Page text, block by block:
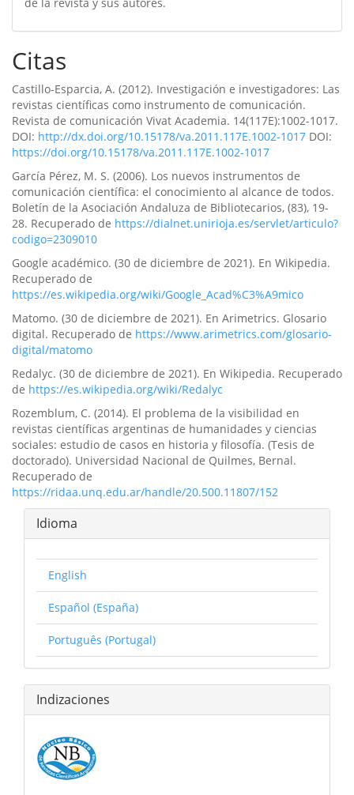
Citas
Castillo-Esparcia, A. (2012). Investigación e investigadores: Las
revistas científicas como instrumento de comunicación.
Revista de comunicación Vivat Academia. 14(117E):1002-1017.
DOI: http://dx.doi.org/10.15178/va.2011.117E.1002-1017 DOI:
https://doi.org/10.15178/va.2011.117E.1002-1017
García Pérez, M. S. (2006). Los nuevos instrumentos de
comunicación científica: el conocimiento al alcance de todos.
Boletín de la Asociación Andaluza de Bibliotecarios, (83), 19-
28. Recuperado de https://dialnet.unirioja.es/servlet/articulo?
codigo=2309010
Google académico. (30 de diciembre de 2021). En Wikipedia.
Recuperado de
https://es.wikipedia.org/wiki/Google_Acad%C3%A9mico
Matomo. (30 de diciembre de 2021). En Arimetrics. Glosario
digital. Recuperado de https://www.arimetrics.com/glosario-
digital/matomo
Redalyc. (30 de diciembre de 2021). En Wikipedia. Recuperado
de https://es.wikipedia.org/wiki/Redalyc
Rozemblum, C. (2014). El problema de la visibilidad en
revistas científicas argentinas de humanidades y ciencias
sociales: estudio de casos en historia y filosofía. (Tesis de
doctorado). Universidad Nacional de Quilmes, Bernal.
Recuperado de
https://ridaa.unq.edu.ar/handle/20.500.11807/152
Idioma
English
Español (España)
Português (Portugal)
Indizaciones